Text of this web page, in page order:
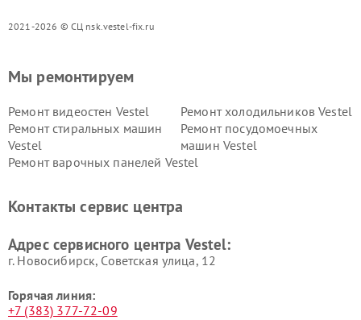
2021-2026 © СЦ nsk.vestel-fix.ru
Мы ремонтируем
Ремонт видеостен Vestel
Ремонт холодильников Vestel
Ремонт стиральных машин
Vestel
Ремонт посудомоечных
машин Vestel
Ремонт варочных панелей Vestel
Контакты сервис центра
Адрес сервисного центра Vestel:
г. Новосибирск, Советская улица, 12
Горячая линия:
+7 (383) 377-72-09